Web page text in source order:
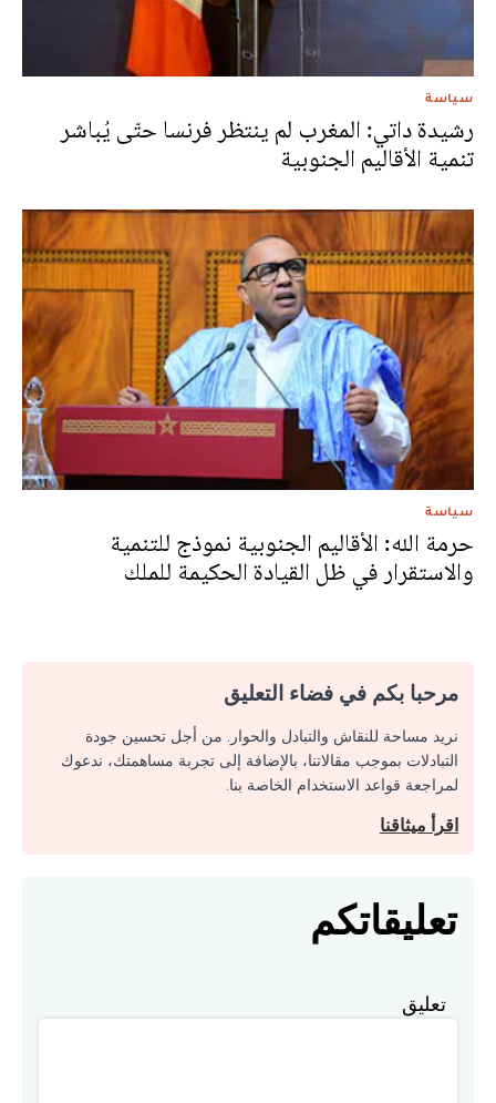
سياسة
رشيدة داتي: المغرب لم ينتظر فرنسا حتّى يُباشر
تنمية الأقاليم الجنوبية
سياسة
حرمة الله: الأقاليم الجنوبية نموذج للتنمية
والاستقرار في ظل القيادة الحكيمة للملك
مرحبا بكم في فضاء التعليق
نريد مساحة للنقاش والتبادل والحوار. من أجل تحسين جودة
التبادلات بموجب مقالاتنا، بالإضافة إلى تجربة مساهمتك، ندعوك
لمراجعة قواعد الاستخدام الخاصة بنا.
اقرأ ميثاقنا
تعليقاتكم
تعليق